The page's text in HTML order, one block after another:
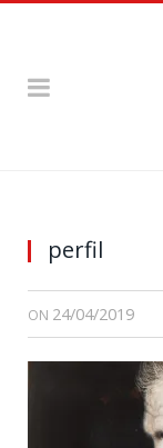
perfil
ON 24/04/2019